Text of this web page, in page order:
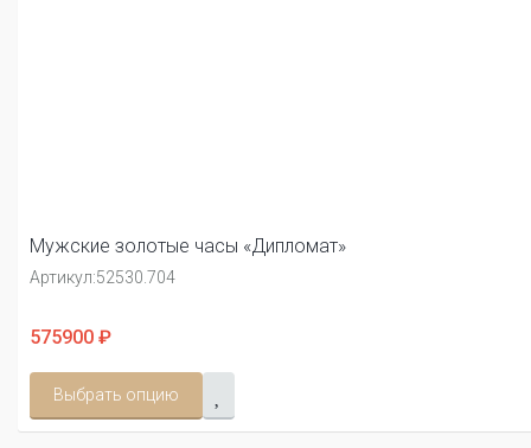
Мужские золотые часы «Дипломат»
Артикул:52530.704
575900 ₽
Выбрать опцию